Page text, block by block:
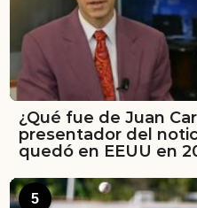
¿Qué fue de Juan
presentador del
quedó en EEUU en
5